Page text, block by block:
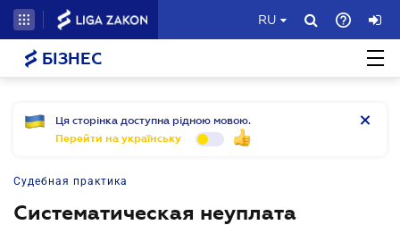
RU
БІЗНЕС
Ця сторінка доступна рідною мовою.
Перейти на українську
Судебная практика
Систематическая неуплата